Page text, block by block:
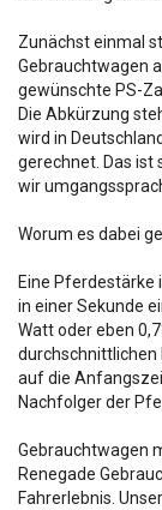
Zunächst einmal
Gebrauchtwagen
gewünschte PS-
Die Abkürzung
wird in
gerechnet. Das ist
wir
Worum es dabei
Eine Pferdestärke
in einer Sekunde
Watt oder eben
auf die
Nachfolger der
Gebrauchtwagen
Renegade
Fahrerlebnis.